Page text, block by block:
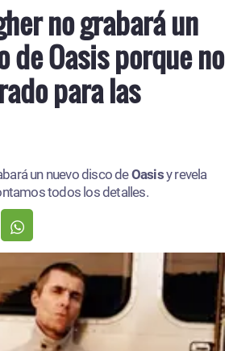
no grabará un
de Oasis porque no
para las
un nuevo disco deOasisy revela
todos los detalles.